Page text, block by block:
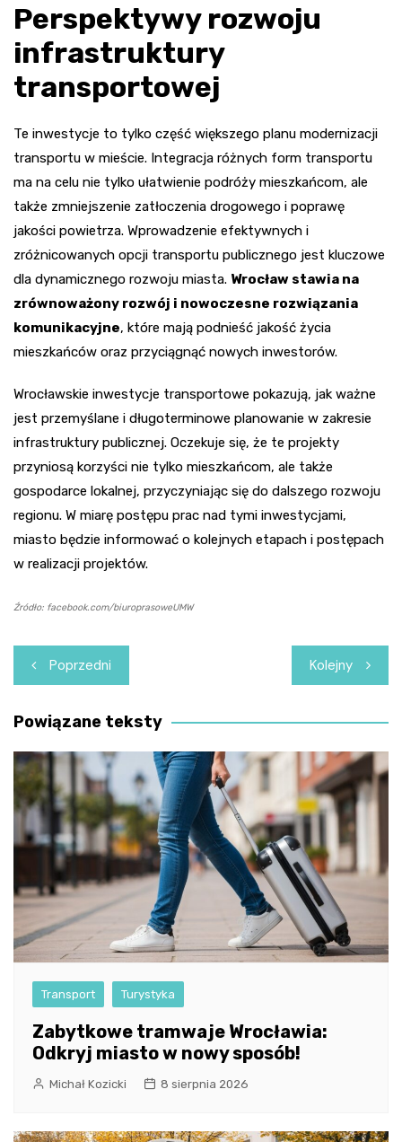
Perspektywy rozwoju
infrastruktury
transportowej
Te inwestycje to tylko część większego planu modernizacji
transportu w mieście. Integracja różnych form transportu
ma na celu nie tylko ułatwienie podróży mieszkańcom, ale
także zmniejszenie zatłoczenia drogowego i poprawę
jakości powietrza. Wprowadzenie efektywnych i
zróżnicowanych opcji transportu publicznego jest kluczowe
dla dynamicznego rozwoju miasta. Wrocław stawia na
zrównoważony rozwój i nowoczesne rozwiązania
komunikacyjne, które mają podnieść jakość życia
mieszkańców oraz przyciągnąć nowych inwestorów.
Wrocławskie inwestycje transportowe pokazują, jak ważne
jest przemyślane i długoterminowe planowanie w zakresie
infrastruktury publicznej. Oczekuje się, że te projekty
przyniosą korzyści nie tylko mieszkańcom, ale także
gospodarce lokalnej, przyczyniając się do dalszego rozwoju
regionu. W miarę postępu prac nad tymi inwestycjami,
miasto będzie informować o kolejnych etapach i postępach
w realizacji projektów.
Źródło: facebook.com/biuroprasoweUMW
Nawigacja
wpisu
Poprzedni Kolejny
Powiązane teksty
Transport Turystyka
Zabytkowe tramwaje Wrocławia:
Odkryj miasto w nowy sposób!
Michał Kozicki 8 sierpnia 2026